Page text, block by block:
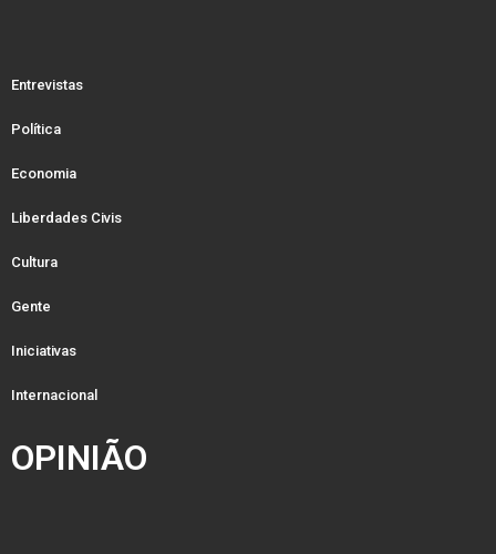
Entrevistas
Política
Economia
Liberdades Civis
Cultura
Gente
Iniciativas
Internacional
OPINIÃO